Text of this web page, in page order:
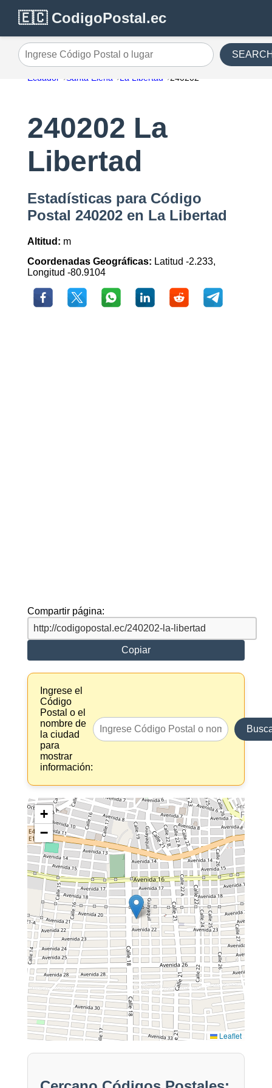
🇪🇨 CodigoPostal.ec
Ingrese Código Postal o lugar
Ecuador Santa Elena La Libertad 240202
240202 La
Libertad
Estadísticas para Código
Postal 240202 en La Libertad
Altitud: m
Coordenadas Geográficas: Latitud -2.233,
Longitud -80.9104
Compartir página:
Copiar
Ingrese el
Código
Postal o el
nombre de
la ciudad
para
mostrar
información:
+
−
Leaflet